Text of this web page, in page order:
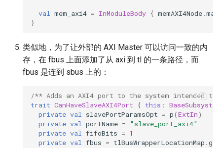
val mem_axi4 = InModuleBody { memAXI4Node.
}
类似地，为了让外部的 AXI Master 可以访问一致的内
存，在 fbus 上面添加了从 axi 到 tl 的一条路径，而
fbus 是连到 sbus 上的：
/** Adds an AXI4 port to the system intended to
trait CanHaveSlaveAXI4Port { this :
BaseSubsystem
private val slavePortParamsOpt = p(ExtIn)
private val portName =
"slave_port_axi4"
private val fifoBits = 1
private val fbus = tlBusWrapperLocationMap .get